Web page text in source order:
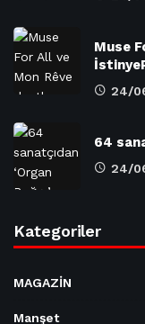
Muse
24/
64
24/
Kategoriler
MAGAZİN
Manşet